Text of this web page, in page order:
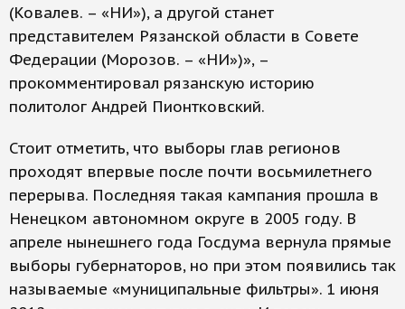
(Ковалев. – «НИ»), а другой станет
представителем Рязанской области в Совете
Федерации (Морозов. – «НИ»)», –
прокомментировал рязанскую историю
политолог Андрей Пионтковский.
Стоит отметить, что выборы глав регионов
проходят впервые после почти восьмилетнего
перерыва. Последняя такая кампания прошла в
Ненецком автономном округе в 2005 году. В
апреле нынешнего года Госдума вернула прямые
выборы губернаторов, но при этом появились так
называемые «муниципальные фильтры». 1 июня